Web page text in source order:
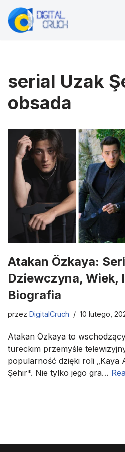
Przejdź
serial Uzak
obsada
Atakan Özkaya:
Dziewczyna, Wiek,
Biografia
przez DigitalCruch 10 lutego,
Atakan Özkaya to
tureckim przemyśle
popularność dzięki roli
Şehir*. Nie tylko jego gra…